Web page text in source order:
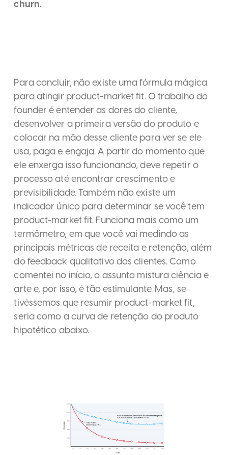
churn.
Para concluir, não existe uma fórmula mágica
para atingir product-market fit. O trabalho do
founder é entender as dores do cliente,
desenvolver a primeira versão do produto e
colocar na mão desse cliente para ver se ele
usa, paga e engaja. A partir do momento que
ele enxerga isso funcionando, deve repetir o
processo até encontrar crescimento e
previsibilidade. Também não existe um
indicador único para determinar se você tem
product-market fit. Funciona mais como um
termômetro, em que você vai medindo as
principais métricas de receita e retenção, além
do feedback qualitativo dos clientes. Como
comentei no início, o assunto mistura ciência e
arte e, por isso, é tão estimulante. Mas, se
tivéssemos que resumir product-market fit,
seria como a curva de retenção do produto
hipotético abaixo.